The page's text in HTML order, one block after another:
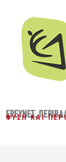
ΈΡΕΥΝΕΣ,
ΦΎΣΗ ΚΑΙ